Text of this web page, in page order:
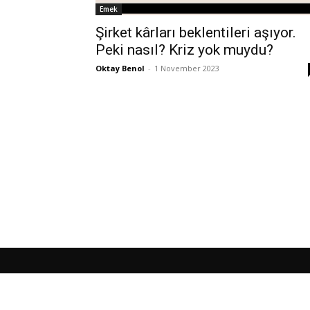
Emek
Şirket kârları beklentileri aşıyor.
Peki nasıl? Kriz yok muydu?
Oktay Benol - 1 November 2023